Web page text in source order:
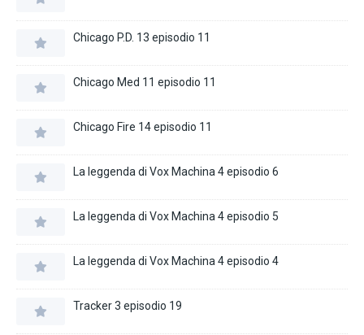
Chicago P.D. 13 episodio 11
Chicago Med 11 episodio 11
Chicago Fire 14 episodio 11
La leggenda di Vox Machina 4 episodio 6
La leggenda di Vox Machina 4 episodio 5
La leggenda di Vox Machina 4 episodio 4
Tracker 3 episodio 19